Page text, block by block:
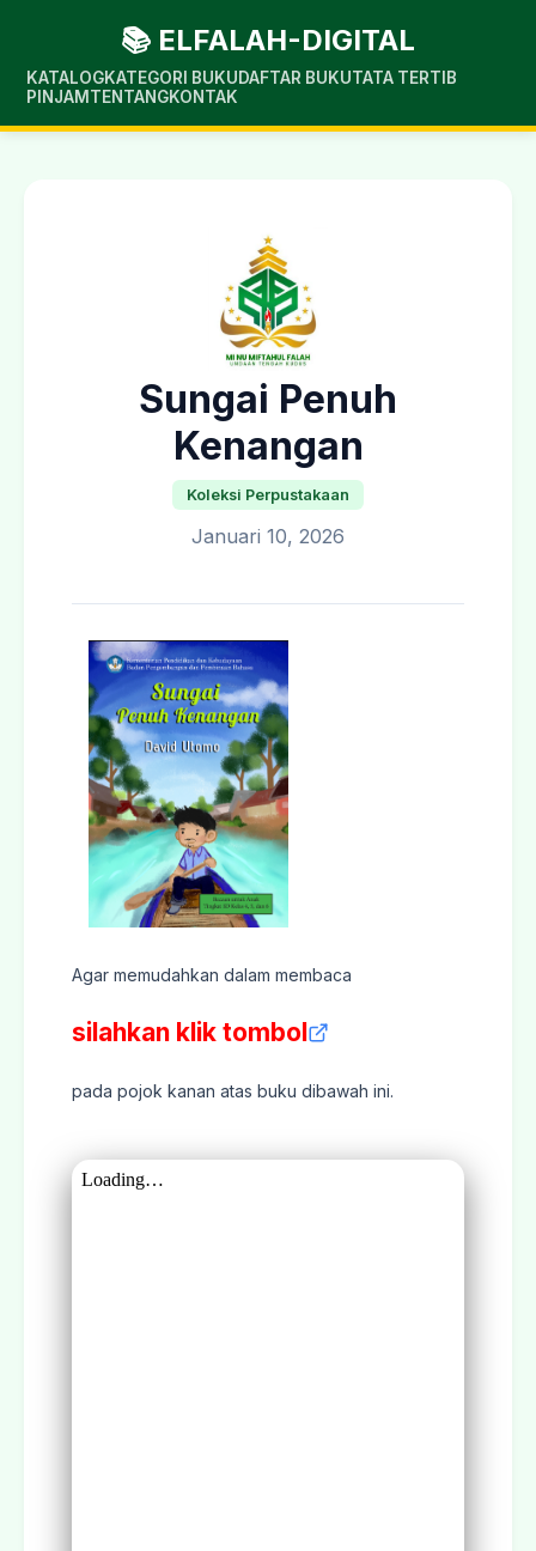
📚 ELFALAH-DIGITAL
KATALOGKATEGORI BUKUDAFTAR BUKUTATA TERTIB
PINJAM TENTANGKONTAK
Sungai Penuh
Kenangan
Koleksi Perpustakaan
Januari 10, 2026
Agar memudahkan dalam membaca
silahkan klik tombol
pada pojok kanan atas buku dibawah ini.